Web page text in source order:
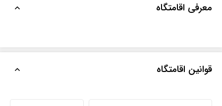
معرفی اقامتگاه
قوانین اقامتگاه